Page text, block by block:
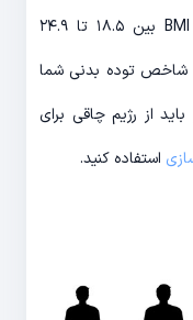
مجذور قد خود (به متر) تقسیم کنید. BMI بین ۱۸.۵ تا ۲۴.۹
شاخص توده بدنی شما
باید از رژیم چاقی برای
استفاده کنید.